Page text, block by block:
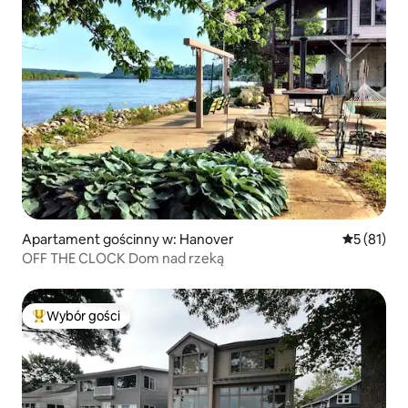
Apartament gościnny w: Hanover Średnia
5 (81)
OFF THE CLOCK Dom nad rzeką
Najpopularniejsze z kategorii Wybór gości
Wybór gości